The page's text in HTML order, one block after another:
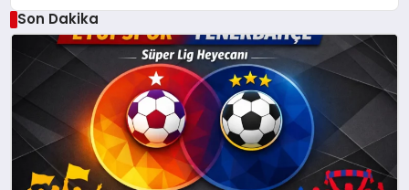
Son Dakika